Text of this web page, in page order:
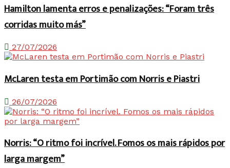
Hamilton lamenta erros e penalizações: “Foram três
corridas muito más”
27/07/2026
McLaren testa em Portimão com Norris e Piastri
26/07/2026
Norris: “O ritmo foi incrível. Fomos os mais rápidos por
larga margem”